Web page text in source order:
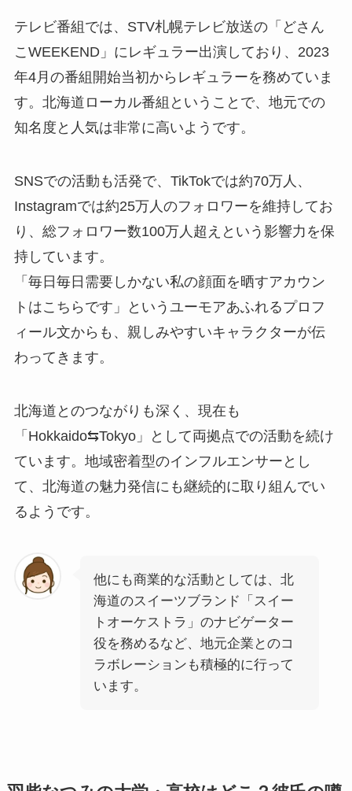
テレビ番組では、STV札幌テレビ放送の「どさん
こWEEKEND」にレギュラー出演しており、2023
年4月の番組開始当初からレギュラーを務めていま
す。北海道ローカル番組ということで、地元での
知名度と人気は非常に高いようです。
SNSでの活動も活発で、TikTokでは約70万人、
Instagramでは約25万人のフォロワーを維持してお
り、総フォロワー数100万人超えという影響力を保
持しています。
「毎日毎日需要しかない私の顔面を晒すアカウン
トはこちらです」というユーモアあふれるプロフ
ィール文からも、親しみやすいキャラクターが伝
わってきます。
北海道とのつながりも深く、現在も
「Hokkaido⇆Tokyo」として両拠点での活動を続け
ています。地域密着型のインフルエンサーとし
て、北海道の魅力発信にも継続的に取り組んでい
るようです。
他にも商業的な活動としては、北
海道のスイーツブランド「スイー
トオーケストラ」のナビゲーター
役を務めるなど、地元企業とのコ
ラボレーションも積極的に行って
います。